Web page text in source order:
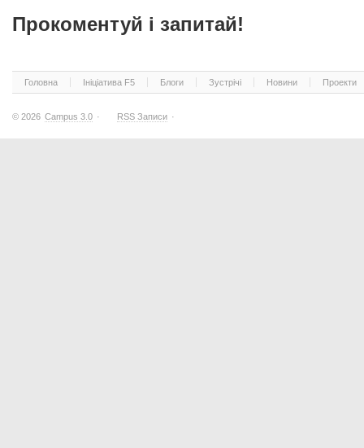
Прокоментуй і запитай!
Головна Ініціатива F5 Блоги Зустрічі Новини Проекти
© 2026 Campus 3.0 · RSS Записи ·